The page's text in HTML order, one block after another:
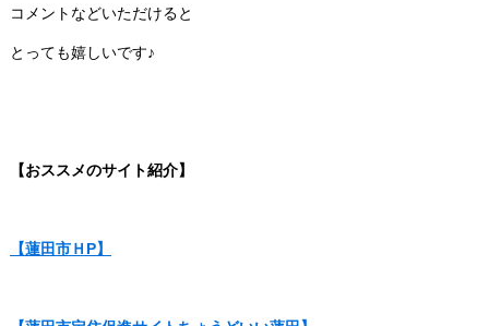
コメントなどいただけると
とっても嬉しいです♪
【おススメのサイト紹介】
【蓮田市ＨP】